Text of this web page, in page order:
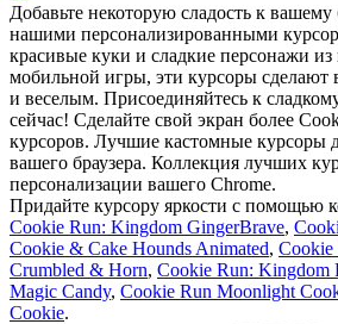
Добавьте некоторую сладость к
нашими персонализированными
красивые куки и сладкие персонажи из
мобильной игры, эти курсоры сделают
и веселым. Присоединяйтесь к
сейчас! Сделайте свой экран более
курсоров. Лучшие кастомные курсоры
вашего браузера. Коллекция лучших
персонализации вашего Chrome.
Придайте курсору яркости с помощью
Cookie Run: Kingdom GingerBrave,
Cookie & Cake Hounds Animated, Cookie
Crumbled & Horn, Cookie Run: Kingdom
Magic Candy, Cookie Run Moonlight
Cookie.